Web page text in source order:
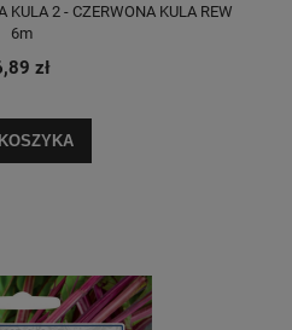
2 - CZERWONA KULA REW
6m
zł